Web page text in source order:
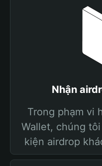
Nhận
Trong phạm vi
Wallet, chúng
kiện airdrop